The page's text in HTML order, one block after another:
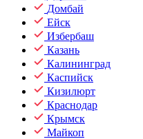
Домбай
Ейск
Избербаш
Казань
Калининград
Каспийск
Кизилюрт
Краснодар
Крымск
Майкоп